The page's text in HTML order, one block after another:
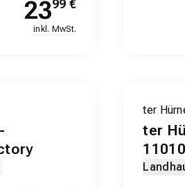
2399 €
inkl. MwSt.
ter
ter